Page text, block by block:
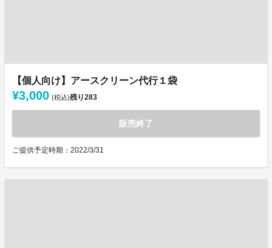
【個人向け】アースクリーン代行１袋
¥3,000 (税込)残り283
販売終了
ご提供予定時期：2022/3/31